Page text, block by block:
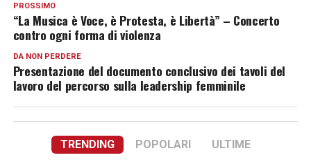
PROSSIMO
“La Musica è Voce, è Protesta, è Libertà” – Concerto
contro ogni forma di violenza
DA NON PERDERE
Presentazione del documento conclusivo dei tavoli del
lavoro del percorso sulla leadership femminile
TRENDING POPOLARI ULTIME